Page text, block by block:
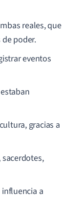
reales, que
poder.
eventos
gracias a
a